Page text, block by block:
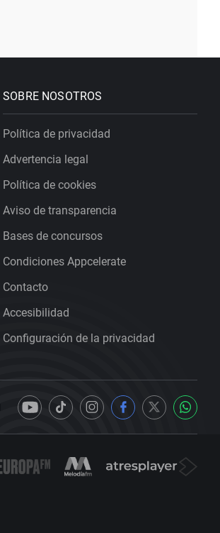
SOBRE NOSOTROS
Política de privacidad
Advertencia legal
Política de cookies
Aviso de transparencia
Bases de concursos
Condiciones Appcelerate
Contacto
Accesibilidad
Configuración de la privacidad